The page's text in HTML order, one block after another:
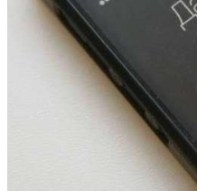
В Красноармейском
конкурс на ремонт
судоходный канал
Фестиваль #ТриЧетыре
11–13 сентября в